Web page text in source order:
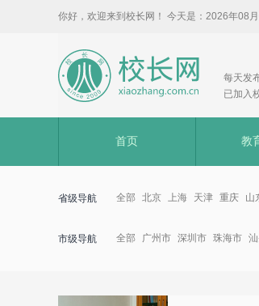
你好，欢迎来到校长网！ 今天是： 2026年08
每天发
已加入
首页 教
省级导航 全部 北京 上海 天津 重庆 山
市级导航 全部 广州市 深圳市 珠海市